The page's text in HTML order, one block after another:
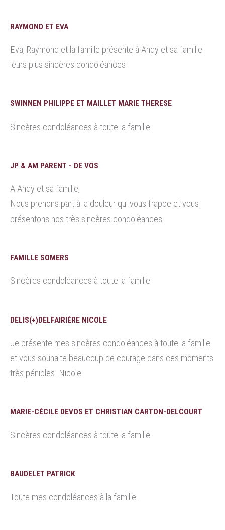
RAYMOND ET EVA
Eva, Raymond et la famille présente à Andy et sa famille
leurs plus sincères condoléances
SWINNEN PHILIPPE ET MAILLET MARIE THERESE
Sincères condoléances à toute la famille
JP & AM PARENT - DE VOS
A Andy et sa famille,
Nous prenons part à la douleur qui vous frappe et vous
présentons nos très sincères condoléances.
FAMILLE SOMERS
Sincères condoléances à toute la famille
DELIS(+)DELFAIRIÈRE NICOLE
Je présente mes sincères condoléances à toute la famille
et vous souhaite beaucoup de courage dans ces moments
très pénibles. Nicole
MARIE-CÉCILE DEVOS ET CHRISTIAN CARTON-DELCOURT
Sincères condoléances à toute la famille
BAUDELET PATRICK
Toute mes condoléances à la famille.